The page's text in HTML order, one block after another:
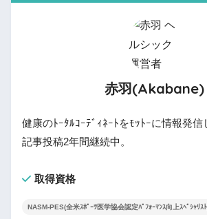
赤羽(Akabane)
健康のﾄｰﾀﾙｺｰﾃﾞｨﾈｰﾄをﾓｯﾄｰに情報発信
記事投稿2年間継続中。
取得資格
NASM-PES(全米ｽﾎﾟｰﾂ医学協会認定ﾊﾟﾌｫｰﾏﾝｽ向上ｽﾍﾟｼｬﾘｽ